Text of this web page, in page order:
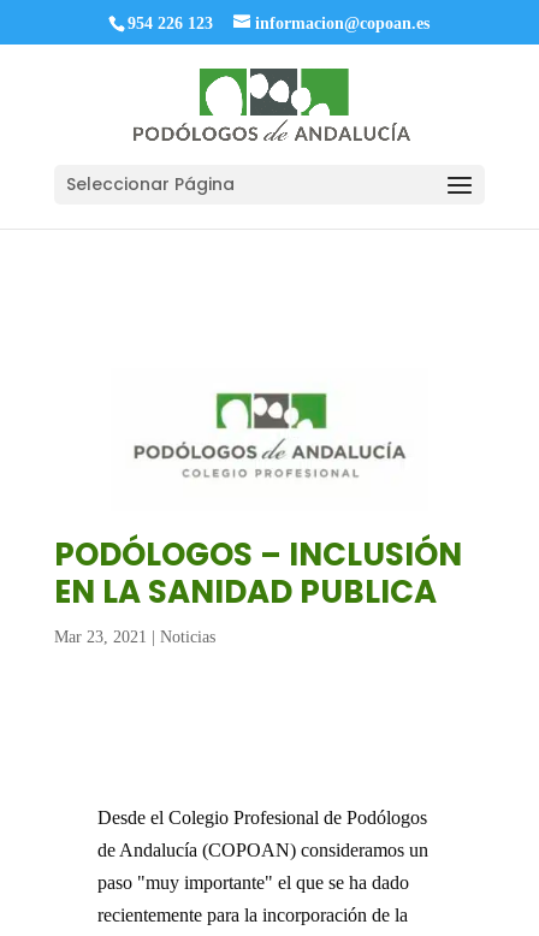
954 226 123 informacion@copoan.es
Seleccionar Página
PODÓLOGOS – INCLUSIÓN
EN LA SANIDAD PUBLICA
Mar 23, 2021 Noticias
Desde el Colegio Profesional de Podólogos
de Andalucía (COPOAN) consideramos un
paso "muy importante" el que se ha dado
recientemente para la incorporación de la